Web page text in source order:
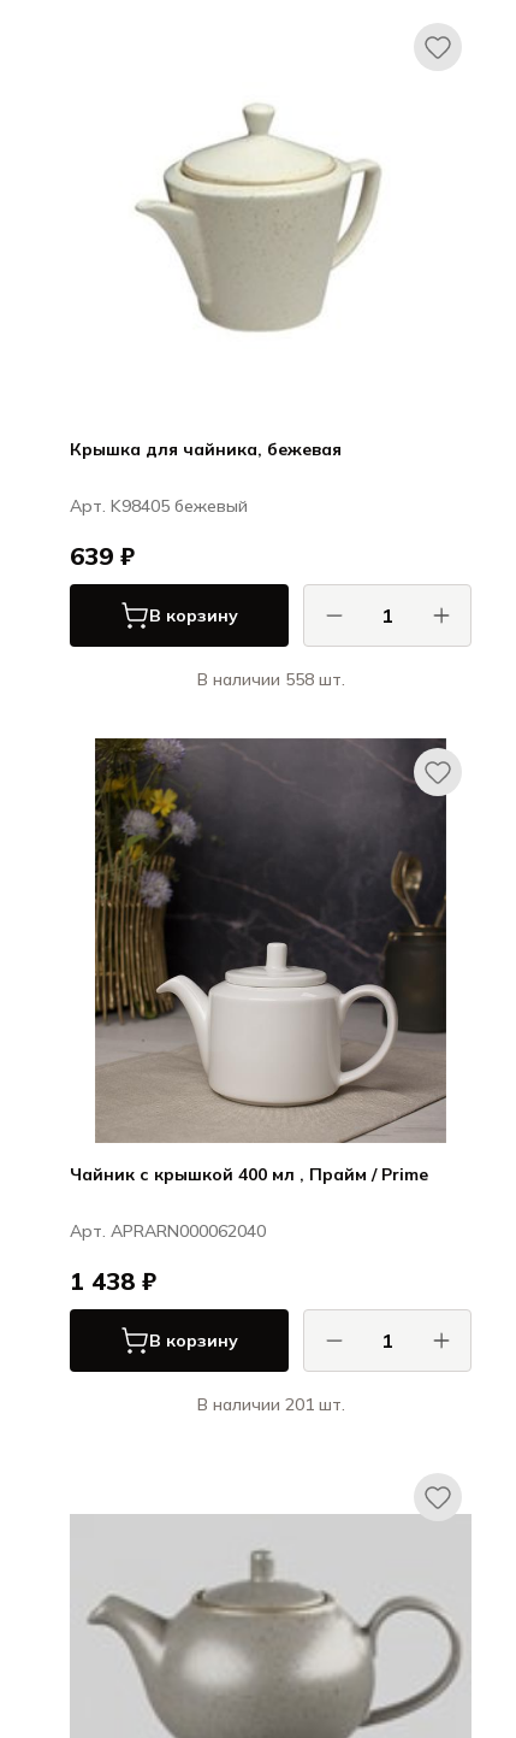
Крышка для чайника, бежевая
Арт. K98405 бежевый
639 ₽
В корзину
В наличии 558 шт.
Чайник с крышкой 400 мл , Прайм / Prime
Арт. APRARN000062040
1 438 ₽
В корзину
В наличии 201 шт.